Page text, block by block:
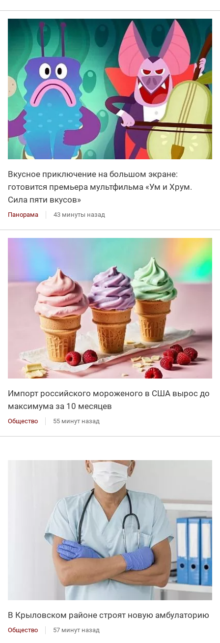
Вкусное приключение на большом экране:
готовится премьера мультфильма «Ум и Хрум.
Сила пяти вкусов»
Панорама 43 минуты назад
Импорт российского мороженого в США вырос до
максимума за 10 месяцев
Общество 55 минут назад
В Крыловском районе строят новую амбулаторию
Общество 57 минут назад